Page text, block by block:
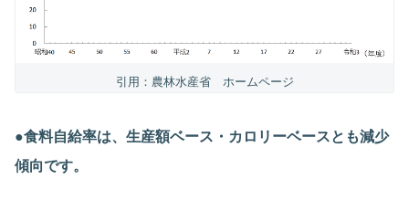
引用：農林水産省 ホームページ
●食料自給率は、生産額ベース・カロリーベースとも減少
傾向です。